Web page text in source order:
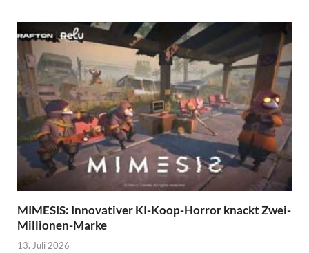
MIMESIS: Innovativer KI-Koop-Horror knackt Zwei-
Millionen-Marke
13. Juli 2026